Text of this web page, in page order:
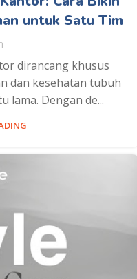
untuk Satu Tim
dirancang khusus
dan kesehatan tubuh
lama. Dengan de...